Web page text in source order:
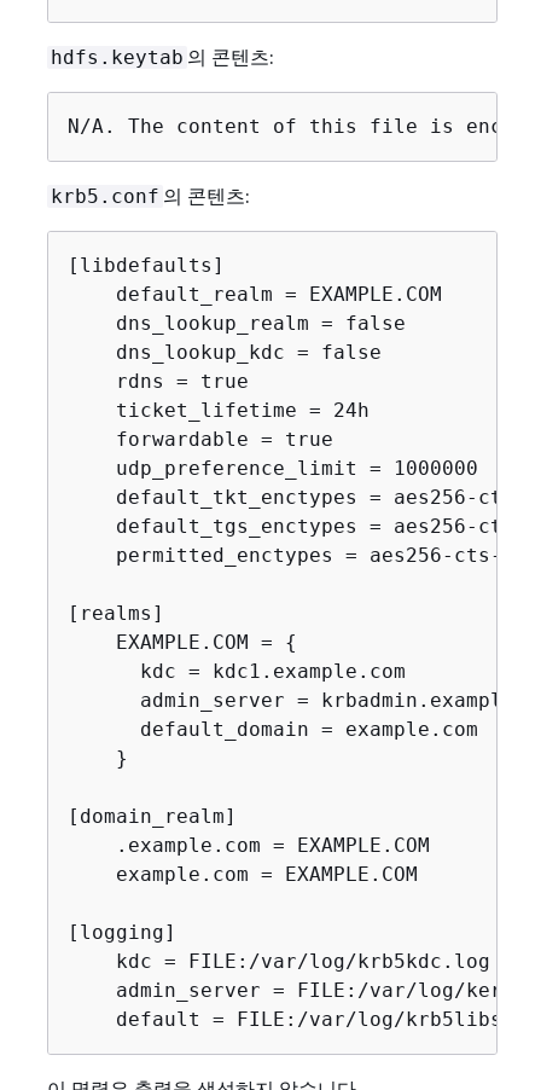
hdfs.keytab 의 콘텐츠:
N/A. The content of this file is
krb5.conf 의 콘텐츠:
[libdefaults]
    default_realm = EXAMPLE.COM
    dns_lookup_realm = false
    dns_lookup_kdc = false
    rdns = true
    ticket_lifetime = 24h
    forwardable = true
    udp_preference_limit = 1000000
default_tkt_enctypes = aes256-
default_tgs_enctypes = aes256-
permitted_enctypes = aes256-cts-
[realms]
    EXAMPLE.COM =
{
      kdc = kdc1.example.com
admin_server =
      default_domain = example.com
    }
[domain_realm]
    .example.com = EXAMPLE.COM
    example.com = EXAMPLE.COM
[logging]
    kdc = FILE:/var/log/krb5kdc.log
admin_server = FILE:/var/log/
default = FILE:/var/log/